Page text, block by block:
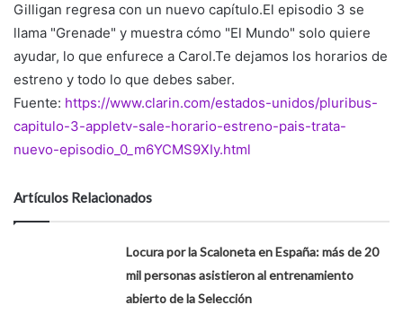
Gilligan regresa con un nuevo capítulo.El episodio 3 se
llama "Grenade" y muestra cómo "El Mundo" solo quiere
ayudar, lo que enfurece a Carol.Te dejamos los horarios de
estreno y todo lo que debes saber.
Fuente: https://www.clarin.com/estados-unidos/pluribus-
capitulo-3-appletv-sale-horario-estreno-pais-trata-
nuevo-episodio_0_m6YCMS9XIy.html
Artículos Relacionados
Locura por la Scaloneta en España: más de 20
mil personas asistieron al entrenamiento
abierto de la Selección